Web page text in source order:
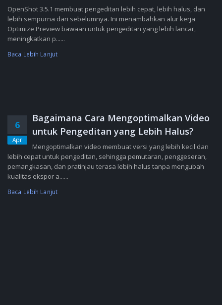
OpenShot 3.5.1 membuat pengeditan lebih cepat, lebih halus, dan
lebih sempurna dari sebelumnya. Ini menambahkan alur kerja
Optimize Preview bawaan untuk pengeditan yang lebih lancar,
meningkatkan p......
Baca Lebih Lanjut
6
Apr
Bagaimana Cara Mengoptimalkan Video
untuk Pengeditan yang Lebih Halus?
Mengoptimalkan video membuat versi yang lebih kecil dan
lebih cepat untuk pengeditan, sehingga pemutaran, penggeseran,
pemangkasan, dan pratinjau terasa lebih halus tanpa mengubah
kualitas ekspor a......
Baca Lebih Lanjut